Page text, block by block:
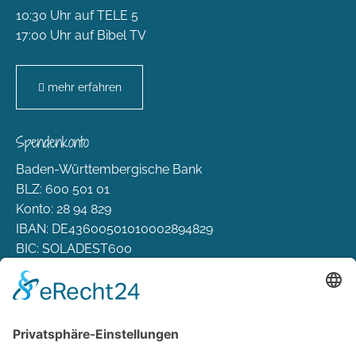
10:30 Uhr auf TELE 5
17:00 Uhr auf Bibel TV
mehr erfahren
Spendenkonto
Baden-Württembergische Bank
BLZ: 600 501 01
Konto: 28 94 829
IBAN: DE43600501010002894829
BIC: SOLADEST600
Rechtliches
Versand & Lieferung